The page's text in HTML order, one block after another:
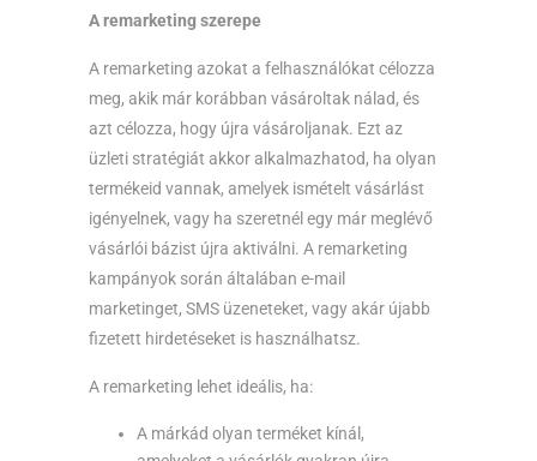
A remarketing szerepe
A remarketing azokat a felhasználókat célozza
meg, akik már korábban vásároltak nálad, és
azt célozza, hogy újra vásároljanak. Ezt az
üzleti stratégiát akkor alkalmazhatod, ha olyan
termékeid vannak, amelyek ismételt vásárlást
igényelnek, vagy ha szeretnél egy már meglévő
vásárlói bázist újra aktiválni. A remarketing
kampányok során általában e-mail
marketinget, SMS üzeneteket, vagy akár újabb
fizetett hirdetéseket is használhatsz.
A remarketing lehet ideális, ha:
A márkád olyan terméket kínál,